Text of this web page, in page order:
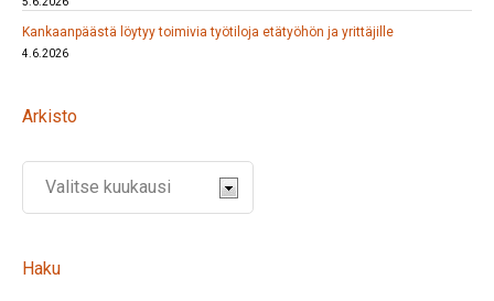
Kankaanpäästä löytyy toimivia työtiloja etätyöhön ja yrittäjille
4.6.2026
Arkisto
Haku